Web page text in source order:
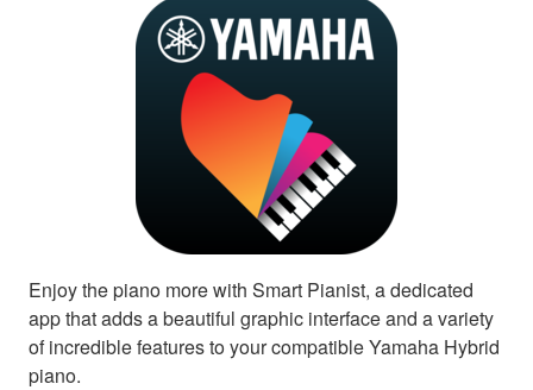
Enjoy the piano more with Smart Pianist, a dedicated
app that adds a beautiful graphic interface and a variety
of incredible features to your compatible Yamaha Hybrid
piano.